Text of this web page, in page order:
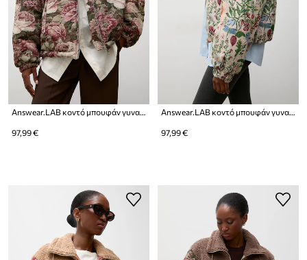
Answear.LAB κοντό μπουφάν γυναικείο
97,99 €
Answear.LAB κοντό μπουφάν γυναικείο
97,99 €